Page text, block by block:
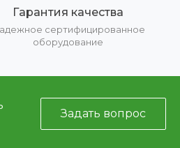
Гарантия качества
сертифицированное
оборудование
Задать вопрос